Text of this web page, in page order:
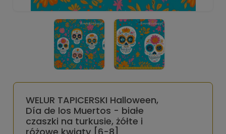
WELUR TAPICERSKI Halloween,
Día de los Muertos - białe
czaszki na turkusie, żółte i